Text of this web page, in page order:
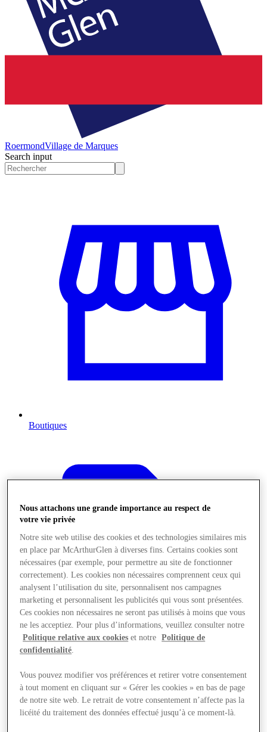
RoermondVillage de Marques
Search input
Boutiques
Offres
Nous attachons une grande importance au respect de
votre vie privée
Notre site web utilise des cookies et des technologies similaires mis
en place par McArthurGlen à diverses fins. Certains cookies sont
nécessaires (par exemple, pour permettre au site de fonctionner
correctement). Les cookies non nécessaires comprennent ceux qui
analysent l’utilisation du site, personnalisent nos campagnes
marketing et personnalisent les publicités qui vous sont présentées.
Ces cookies non nécessaires ne seront pas utilisés à moins que vous
ne les acceptiez. Pour plus d’informations, veuillez consulter notre
Politique relative aux cookies et notre
Politique de
confidentialité
Vous pouvez modifier vos préférences et retirer votre consentement
à tout moment en cliquant sur « Gérer les cookies » en bas de page
de notre site web. Le retrait de votre consentement n’affecte pas la
licéité du traitement des données effectué jusqu’à ce moment-là.